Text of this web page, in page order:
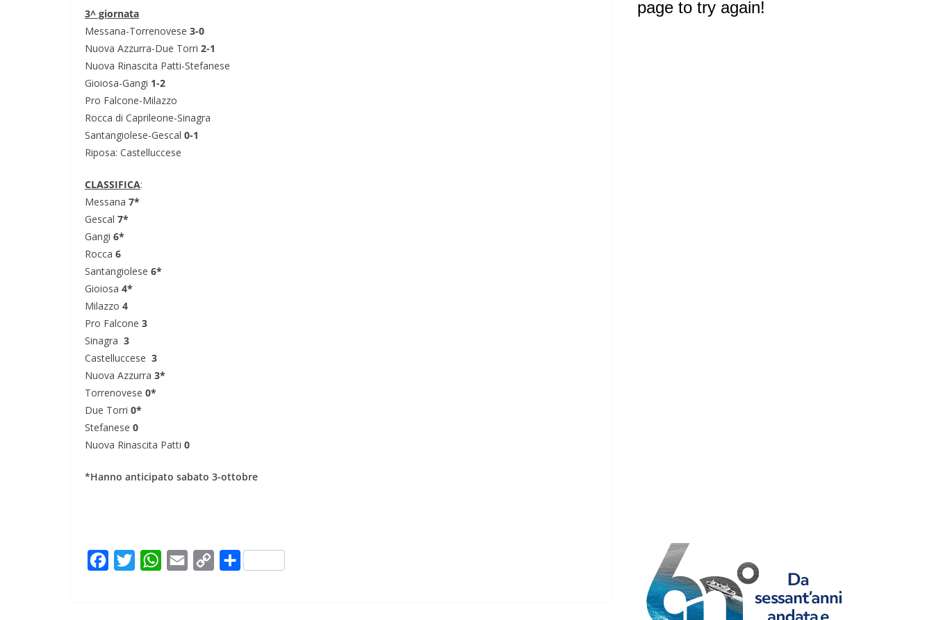
3^ giornata
Messana-Torrenovese 3-0
Nuova Azzurra-Due Torri 2-1
Nuova Rinascita Patti-Stefanese
Gioiosa-Gangi 1-2
Pro Falcone-Milazzo
Rocca di Caprileone-Sinagra
Santangiolese-Gescal 0-1
Riposa: Castelluccese
CLASSIFICA:
Messana 7*
Gescal 7*
Gangi 6*
Rocca 6
Santangiolese 6*
Gioiosa 4*
Milazzo 4
Pro Falcone 3
Sinagra 3
Castelluccese 3
Nuova Azzurra 3*
Torrenovese 0*
Due Torri 0*
Stefanese 0
Nuova Rinascita Patti 0
*Hanno anticipato sabato 3-ottobre
W
C